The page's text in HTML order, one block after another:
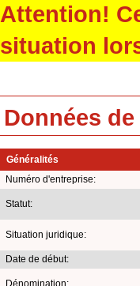
Attention!
situation
Données
Généralités
Numéro d'entreprise:
Statut:
Situation juridique:
Date de début:
Dénomination: